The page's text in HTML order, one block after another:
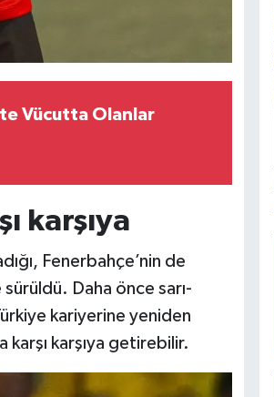
Vücutta Olanlar
karşıya
Fenerbahçe’nin de
Daha önce sarı-
kariyerine yeniden
karşı karşıya getirebilir.